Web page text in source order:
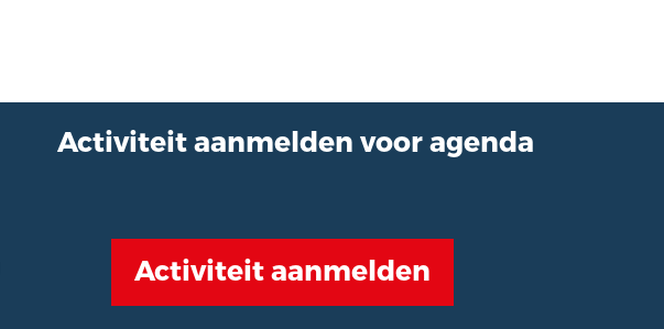
Activiteit aanmelden voor agenda
Activiteit aanmelden